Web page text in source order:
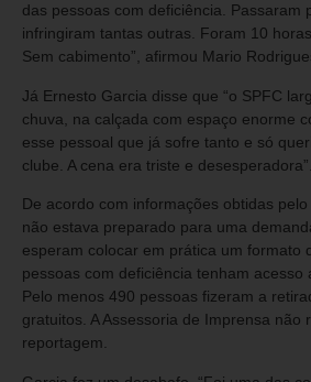
das pessoas com deficiência. Passaram
infringiram tantas outras. Foram 10
Sem cabimento”, afirmou Mario
Já Ernesto Garcia disse que “o SPFC
chuva, na calçada com espaço enorme
esse pessoal que já sofre tanto e só
clube. A cena era triste e desesperadora”.
De acordo com informações obtidas
não estava preparado para uma
esperam colocar em prática um formato
pessoas com deficiência tenham acesso
Pelo menos 490 pessoas fizeram a
gratuitos. A Assessoria de Imprensa não
reportagem.